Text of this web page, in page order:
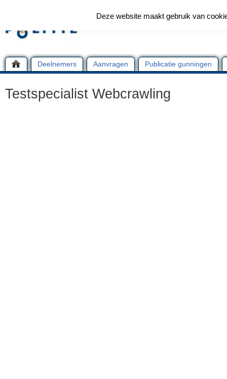
Deelnemers Aanvragen Publicatie gunningen
Testspecialist Webcrawling
Deze website maakt gebruik van